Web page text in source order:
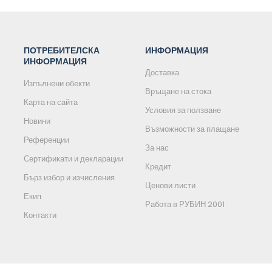
ПОТРЕБИТЕЛСКА
ИНФОРМАЦИЯ
Изпълнени обекти
Карта на сайта
Новини
Референции
Сертификати и декларации
Бърз избор и изчисления
Екип
Контакти
ИНФОРМАЦИЯ
Доставка
Връщане на стока
Условия за ползване
Възможности за плащане
За нас
Кредит
Ценови листи
Работа в РУБИН 2001